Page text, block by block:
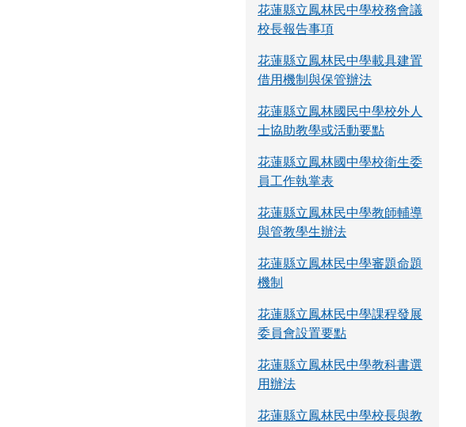
花蓮縣立鳳林民中學校務會議
校長報告事項
花蓮縣立鳳林民中學載具建置
借用機制與保管辦法
花蓮縣立鳳林國民中學校外人
士協助教學或活動要點
花蓮縣立鳳林國中學校衛生委
員工作執掌表
花蓮縣立鳳林民中學教師輔導
與管教學生辦法
花蓮縣立鳳林民中學審題命題
機制
花蓮縣立鳳林民中學課程發展
委員會設置要點
花蓮縣立鳳林民中學教科書選
用辦法
花蓮縣立鳳林民中學校長與教